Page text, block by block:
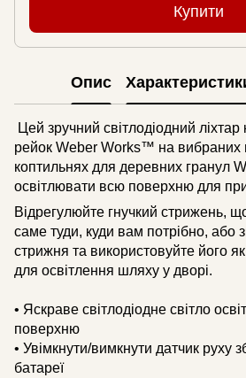
Купити
Опис
Цей зручний світлодіодний ліхтар
рейок Weber Works™ на вибраних
коптильнях для деревних гранул
освітлювати всю поверхню для
Відрегулюйте гнучкий стрижень,
саме туди, куди вам потрібно, або
стрижня та використовуйте його
для освітлення шляху у дворі.
• Яскраве світлодіодне світло
поверхню
• Увімкнути/вимкнути датчик руху
батареї